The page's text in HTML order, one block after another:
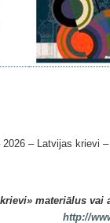
– Latvijas krievi –
materiālus
http://